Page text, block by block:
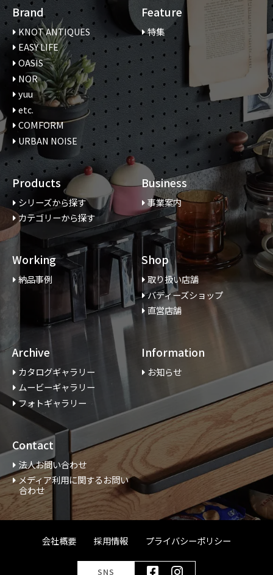
Brand
KNOT ANTIQUES
EASY LIFE
OASIS
NOR
yuu
etc.
COMFORM
URBAN NOISE
Feature
特集
Products
シリーズから探す
カテゴリーから探す
Business
事業案内
Working
納品事例
Shop
取り扱い店舗
バディーズショップ
直営店舗
Archive
カタログギャラリー
ムービーギャラリー
フォトギャラリー
Information
お知らせ
Contact
法人お問い合わせ
メディア利用に関するお問い
合わせ
会社概要 採用情報 プライバシーポリシー
SNS